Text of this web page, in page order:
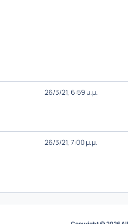
26/3/21, 6:59 μ.μ.
26/3/21, 7:00 μ.μ.